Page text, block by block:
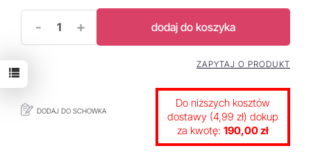
- + dodaj do koszyka
DODAJ DO SCHOWKA
ZAPYTAJ O PRODUKT
Do niższych kosztów
dostawy (4,99 zł) dokup
za kwotę: 190,00 zł